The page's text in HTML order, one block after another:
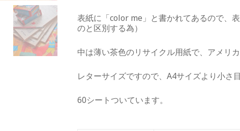
表紙に「color me」と書かれてあるので、
のと区別する為）
中は薄い茶色のリサイクル用紙で、アメリ
レターサイズですので、A4サイズより小さ目
60シートついています。